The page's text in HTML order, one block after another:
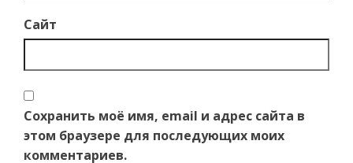
Сайт
Сохранить моё имя, email и адрес сайта в
этом браузере для последующих моих
комментариев.